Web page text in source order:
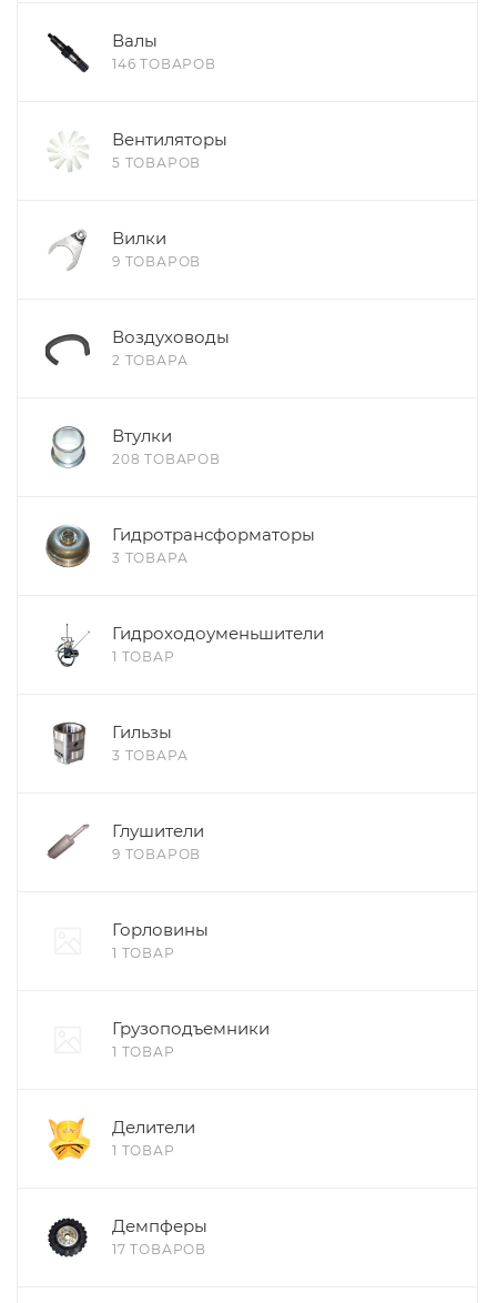
Валы
146 ТОВАРОВ
Вентиляторы
5 ТОВАРОВ
Вилки
9 ТОВАРОВ
Воздуховоды
2 ТОВАРА
Втулки
208 ТОВАРОВ
Гидротрансформаторы
3 ТОВАРА
Гидроходоуменьшители
1 ТОВАР
Гильзы
3 ТОВАРА
Глушители
9 ТОВАРОВ
Горловины
1 ТОВАР
Грузоподъемники
1 ТОВАР
Делители
1 ТОВАР
Демпферы
17 ТОВАРОВ